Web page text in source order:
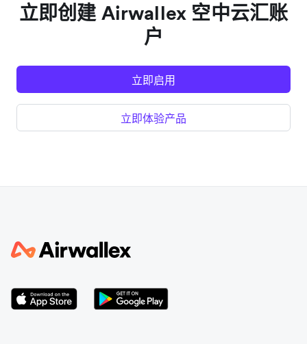
立即创建 Airwallex 空中云汇账
户
立即启用
立即体验产品